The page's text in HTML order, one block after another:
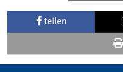
teilen